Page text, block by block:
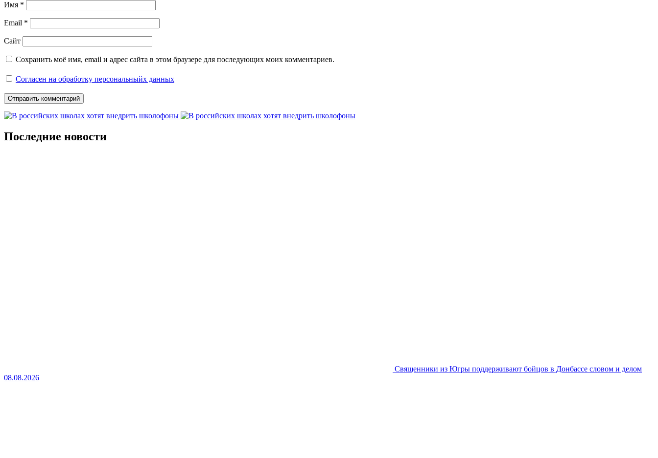
Имя *
Email *
Сайт
Сохранить моё имя, email и адрес сайта в этом браузере для последующих моих комментариев.
Согласен на обработку персональныйх данных
Последние новости
Священники из Югры поддерживают бойцов в Донбассе словом и делом
08.08.2026